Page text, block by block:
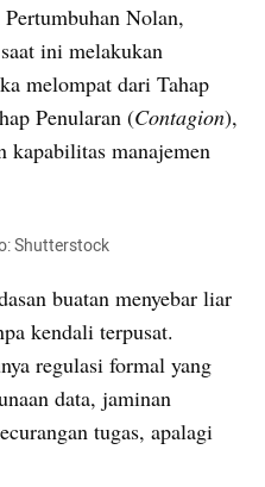
Nolan,
ini melakukan
melompat dari Tahap
Penularan (Contagion),
kapabilitas manajemen
Shutterstock
buatan menyebar liar
kendali terpusat.
regulasi formal yang
data, jaminan
tugas, apalagi